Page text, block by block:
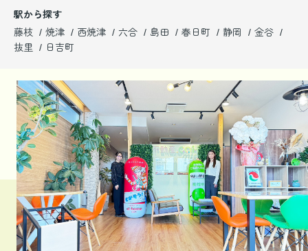
駅から探す
藤枝
焼津 西焼津 六合 島田 春日町 静岡
金谷
抜里
日吉町